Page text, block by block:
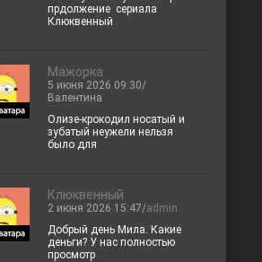
прдолжение сериала
Клюквенный
Мажорка
5 июня 2026 09:30/
Валентина
Олизе-крокодил носатый и
зубатый неужели нельзя
было для
Клюквенный
2 июня 2026 15:47/admin
Добрый день Мила. Какие
деньги? У нас полностью
просмотр